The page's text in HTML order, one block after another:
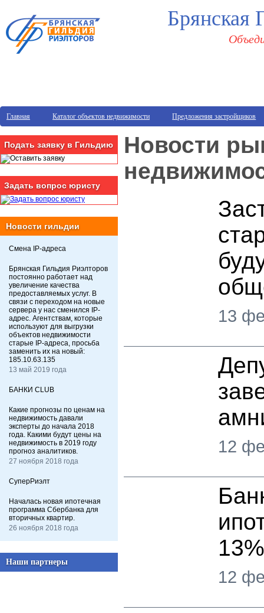
Брянская
Главная Каталог объектов недвижимости Предложения застройщиков
Подать заявку в Гильдию
Задать вопрос юристу
Новости гильдии
Смена IP-адреса
Брянская Гильдия Риэлторов
постоянно работает над
увеличение качества
предоставляемых услуг. В
связи с переходом на новые
сервера у нас сменился IP-
адрес. Агентствам, которые
используют для выгрузки
объектов недвижимости
старые IP-адреса, просьба
заменить их на новый:
185.10.63.135
13 май 2019 года
БАНКИ CLUB
Какие прогнозы по ценам на
недвижимость давали
эксперты до начала 2018
года. Какими будут цены на
недвижимость в 2019 году
прогноз аналитиков.
27 ноября 2018 года
СуперРиэлт
Началась новая ипотечная
программа Сбербанка для
вторичных квартир.
26 ноября 2018 года
Наши партнеры
Новости
13
12
13%
12